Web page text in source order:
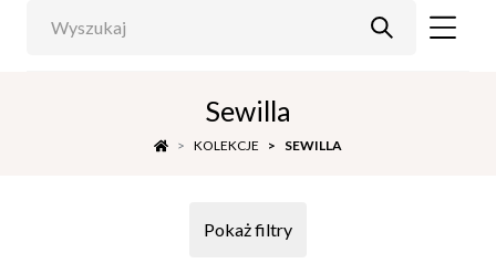
Sewilla
KOLEKCJE SEWILLA
Pokaż filtry